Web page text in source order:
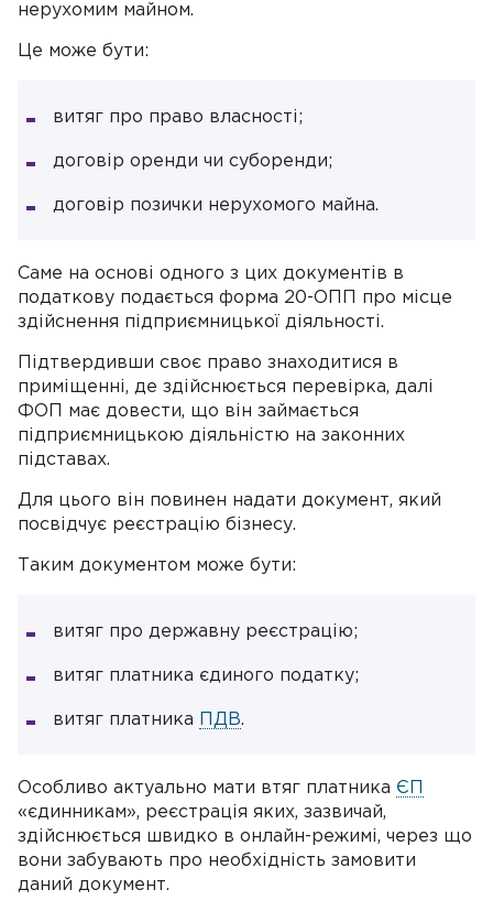
нерухомим майном.
Це може бути:
витяг про право власності;
договір оренди чи суборенди;
договір позички нерухомого майна.
Саме на основі одного з цих документів в
податкову подається форма 20-ОПП про місце
здійснення підприємницької діяльності.
Підтвердивши своє право знаходитися в
приміщенні, де здійснюється перевірка, далі
ФОП має довести, що він займається
підприємницькою діяльністю на законних
підставах.
Для цього він повинен надати документ, який
посвідчує реєстрацію бізнесу.
Таким документом може бути:
витяг про державну реєстрацію;
витяг платника єдиного податку;
витяг платника ПДВ.
Особливо актуально мати втяг платника ЄП
«єдинникам», реєстрація яких, зазвичай,
здійснюється швидко в онлайн-режимі, через що
вони забувають про необхідність замовити
даний документ.